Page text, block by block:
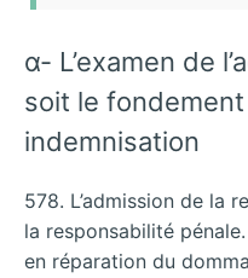
α- L’examen de
soit le
indemnisation
578. L’admission de la
la responsabilité
en réparation du